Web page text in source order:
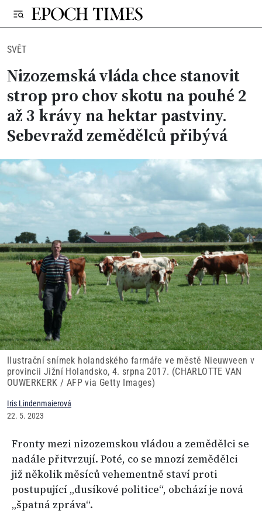
SVĚT
Nizozemská vláda chce stanovit
strop pro chov skotu na pouhé 2
až 3 krávy na hektar pastviny.
Sebevražd zemědělců přibývá
Ilustrační snímek holandského farmáře ve městě Nieuwveen v
provincii Jižní Holandsko, 4. srpna 2017. (CHARLOTTE VAN
OUWERKERK / AFP via Getty Images)
Iris Lindenmaierová
22. 5. 2023
Fronty mezi nizozemskou vládou a zemědělci se
nadále přitvrzují. Poté, co se mnozí zemědělci
již několik měsíců vehementně staví proti
postupující „dusíkové politice“, obchází je nová
„špatná zpráva“.